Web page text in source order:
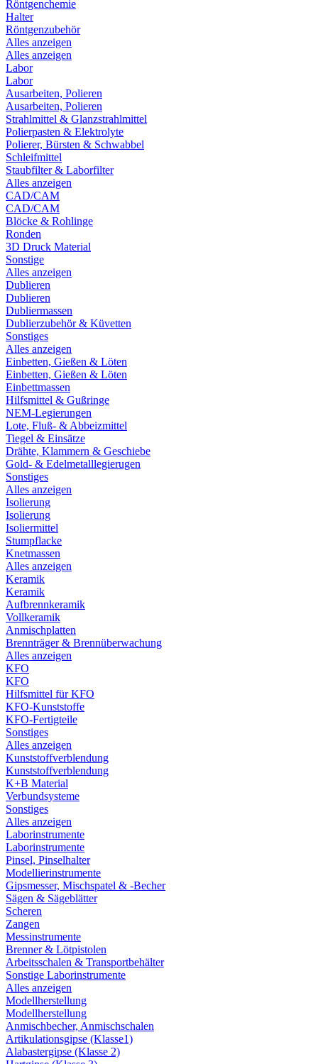
Röntgenchemie
Halter
Röntgenzubehör
Alles anzeigen
Alles anzeigen
Labor
Labor
Ausarbeiten, Polieren
Ausarbeiten, Polieren
Strahlmittel & Glanzstrahlmittel
Polierpasten & Elektrolyte
Polierer, Bürsten & Schwabbel
Schleifmittel
Staubfilter & Laborfilter
Alles anzeigen
CAD/CAM
CAD/CAM
Blöcke & Rohlinge
Ronden
3D Druck Material
Sonstige
Alles anzeigen
Dublieren
Dublieren
Dubliermassen
Dublierzubehör & Küvetten
Sonstiges
Alles anzeigen
Einbetten, Gießen & Löten
Einbetten, Gießen & Löten
Einbettmassen
Hilfsmittel & Gußringe
NEM-Legierungen
Lote, Fluß- & Abbeizmittel
Tiegel & Einsätze
Drähte, Klammern & Geschiebe
Gold- & Edelmetalllegierugen
Sonstiges
Alles anzeigen
Isolierung
Isolierung
Isoliermittel
Stumpflacke
Knetmassen
Alles anzeigen
Keramik
Keramik
Aufbrennkeramik
Vollkeramik
Anmischplatten
Brennträger & Brennüberwachung
Alles anzeigen
KFO
KFO
Hilfsmittel für KFO
KFO-Kunststoffe
KFO-Fertigteile
Sonstiges
Alles anzeigen
Kunststoffverblendung
Kunststoffverblendung
K+B Material
Verbundsysteme
Sonstiges
Alles anzeigen
Laborinstrumente
Laborinstrumente
Pinsel, Pinselhalter
Modellierinstrumente
Gipsmesser, Mischspatel & -Becher
Sägen & Sägeblätter
Scheren
Zangen
Messinstrumente
Brenner & Lötpistolen
Arbeitsschalen & Transportbehälter
Sonstige Laborinstrumente
Alles anzeigen
Modellherstellung
Modellherstellung
Anmischbecher, Anmischschalen
Artikulationsgipse (Klasse1)
Alabastergipse (Klasse 2)